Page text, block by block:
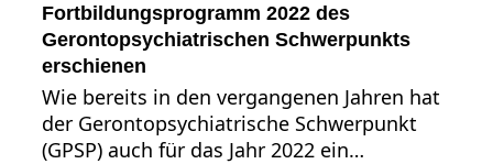
Fortbildungsprogramm 2022 des
Gerontopsychiatrischen Schwerpunkts
erschienen
Wie bereits in den vergangenen Jahren hat
der Gerontopsychiatrische Schwerpunkt
(GPSP) auch für das Jahr 2022 ein…